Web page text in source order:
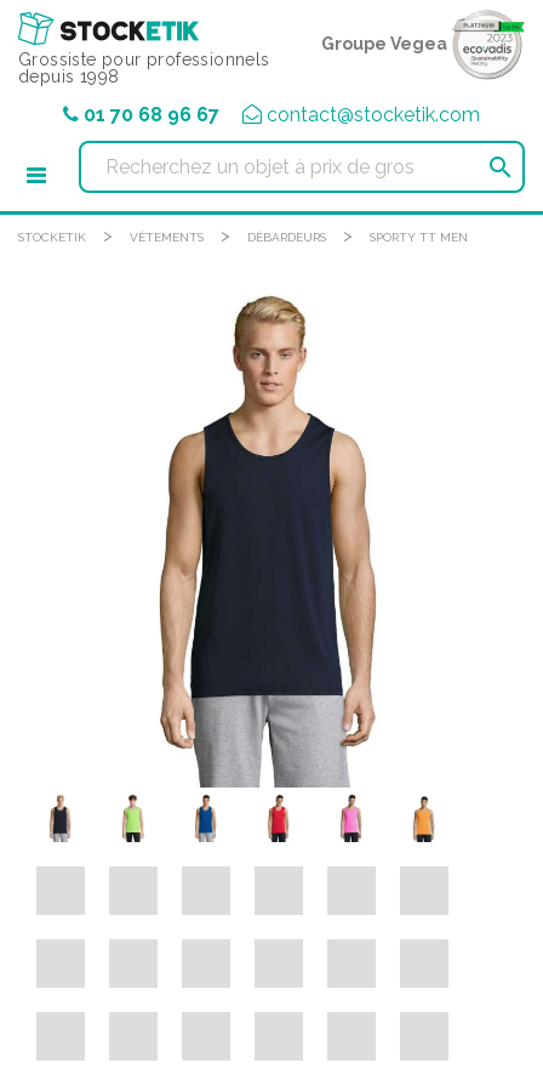
Grossiste pour professionnels
depuis 1998
Groupe Vegea
01 70 68 96 67 contact@stocketik.com

STOCKETIK > VÊTEMENTS > DÉBARDEURS > SPORTY TT MEN
Panneau de gestion des cookies